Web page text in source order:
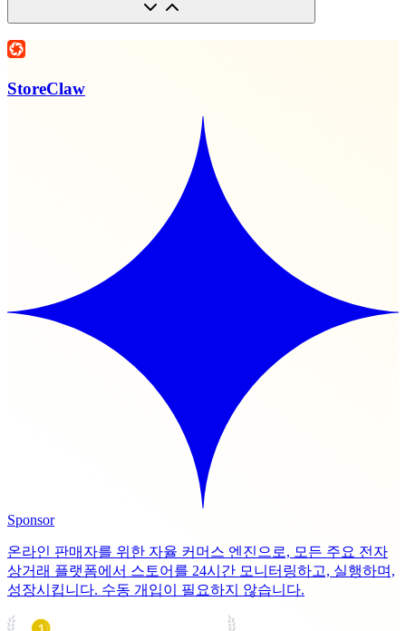
StoreClaw
Sponsor
온라인 판매자를 위한 자율 커머스 엔진으로, 모든 주요 전자
상거래 플랫폼에서 스토어를 24시간 모니터링하고, 실행하며,
성장시킵니다. 수동 개입이 필요하지 않습니다.